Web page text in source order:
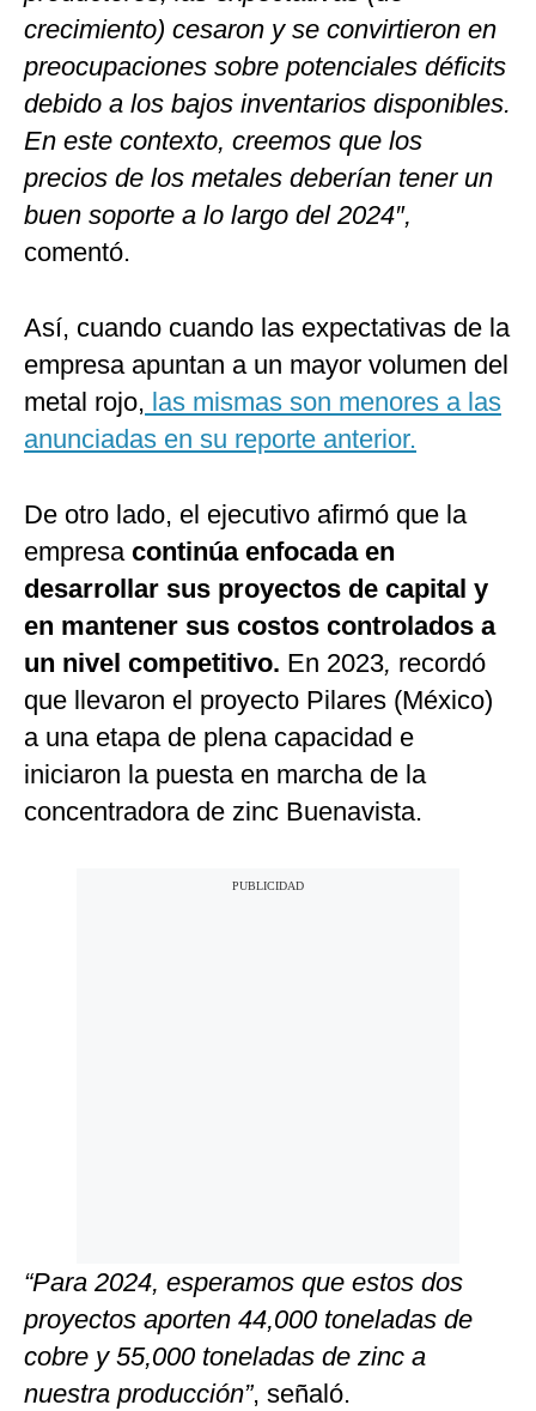
crecimiento) cesaron y se convirtieron en
preocupaciones sobre potenciales déficits
debido a los bajos inventarios disponibles.
En este contexto, creemos que los
precios de los metales deberían tener un
buen soporte a lo largo del 2024″,
comentó.
Así, cuando cuando las expectativas de la
empresa apuntan a un mayor volumen del
metal rojo, las mismas son menores a las
anunciadas en su reporte anterior.
De otro lado, el ejecutivo afirmó que la
empresa continúa enfocada en
desarrollar sus proyectos de capital y
en mantener sus costos controlados a
un nivel competitivo. En 2023, recordó
que llevaron el proyecto Pilares (México)
a una etapa de plena capacidad e
iniciaron la puesta en marcha de la
concentradora de zinc Buenavista.
“Para 2024, esperamos que estos dos
proyectos aporten 44,000 toneladas de
cobre y 55,000 toneladas de zinc a
nuestra producción”, señaló.